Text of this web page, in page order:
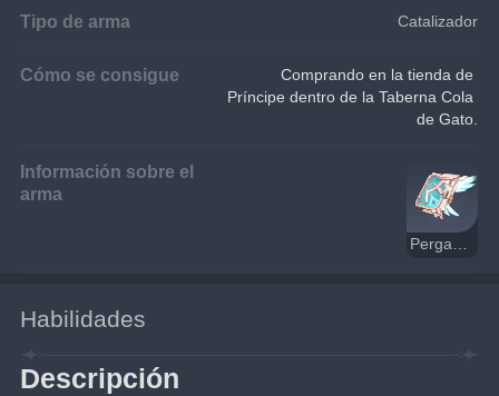
Tipo de arma Catalizador
Cómo se consigue
Comprando en la tienda de
Príncipe dentro de la Taberna Cola
de Gato.
Información sobre el
arma
Pergamino Celestial
Habilidades
Descripción